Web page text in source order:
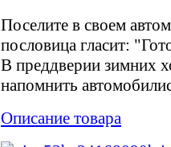
Поселите в своем
пословица гласит:
В преддверии зимних
напомнить
Описание товара